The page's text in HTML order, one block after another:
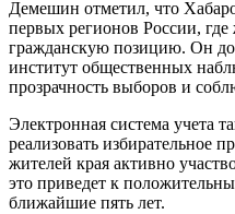
Демешин отметил, что
первых регионов России,
гражданскую позицию. Он
институт общественных
прозрачность выборов и
Электронная система учета
реализовать избирательное
жителей края активно
это приведет к
ближайшие пять лет.